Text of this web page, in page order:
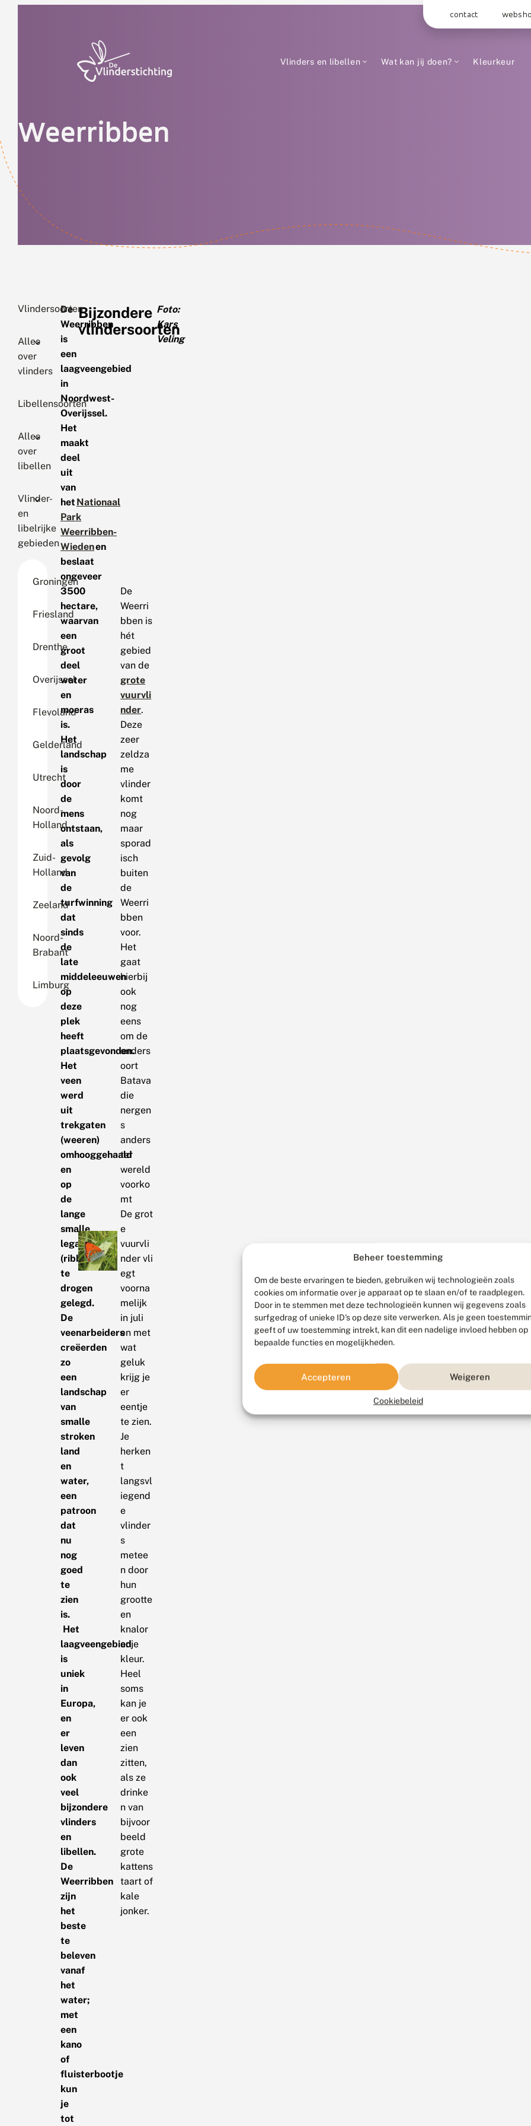
Beheer toestemming
Om de beste ervaringen te bieden, gebruiken wij technologieën zoals
cookies om informatie over je apparaat op te slaan en/of te raadplegen.
Door in te stemmen met deze technologieën kunnen wij gegevens zoals
surfgedrag of unieke ID's op deze site verwerken. Als je geen
geeft of uw toestemming intrekt, kan dit een nadelige invloed hebben op
bepaalde functies en mogelijkheden.
Accepteren Weigeren
Cookiebeleid
contact
Vlinders en libellen Wat kan jij doen? Kleurkeur
Weerribben
Vlindersoorten
Alles
over
vlinders
Libellensoorten
Alles
over
libellen
Vlinder-
en
libelrijke
gebieden
Groningen
Friesland
Drenthe
Overijssel
Flevoland
Gelderland
Utrecht
Noord-
Holland
Zuid-
Holland
Zeeland
Noord-
Brabant
Limburg
De
Weerribben
is
een
laagveengebied
in
Noordwest-
Overijssel.
Het
maakt
deel
uit
van
het Nationaal
Park
Weerribben-
Wiedenen
beslaat
ongeveer
3500
hectare,
waarvan
een
groot
deel
water
en
moeras
is.
Het
landschap
is
door
de
mens
ontstaan,
als
gevolg
van
de
turfwinning
dat
sinds
de
late
middeleeuwen
op
deze
plek
heeft
plaatsgevonden.
Het
veen
werd
uit
trekgaten
(weeren)
omhooggehaald
en
op
de
lange
smalle
legakkers
(ribben)
te
drogen
gelegd.
De
veenarbeiders
creëerden
zo
een
landschap
van
smalle
stroken
land
en
water,
een
patroon
dat
nu
nog
goed
te
zien
is.
Het
laagveengebied
is
uniek
in
Europa,
en
er
leven
dan
ook
veel
bijzondere
vlinders
en
libellen.
De
Weerribben
zijn
het
beste
te
beleven
vanaf
het
water;
met
een
kano
of
fluisterbootje
kun
je
tot
Bijzondere
vlindersoorten
De
Weerri
bben is
hét
gebied
van de
grote
vuurvli
nder.
Deze
zeer
zeldza
me
vlinder
komt
nog
maar
sporad
isch
buiten
de
Weerri
bben
voor.
Het
gaat
hierbij
ook
nog
eens
om de
onders
oort
Batava
die
nergen
s
anders
ter
wereld
voorko
mt
De grot
e
vuurvli
nder vli
egt
voorna
melijk
in juli
en met
wat
geluk
krijg je
er
eentje
te zien.
Je
herken
t
langsvl
iegend
e
vlinder
s
metee
n door
hun
grootte
en
knalor
anje
kleur.
Heel
soms
kan je
er ook
een
zien
zitten,
als ze
drinke
n van
bijvoor
beeld
grote
kattens
taart of
kale
jonker.
Foto:
Kars
Veling